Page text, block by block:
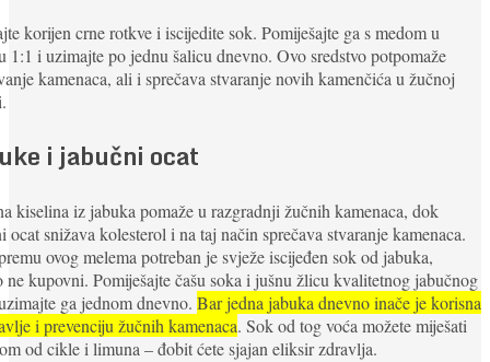
korijen crne rotkve i iscijedite sok. Pomiješajte ga s medom u
1:1 i uzimajte po jednu šalicu dnevno. Ovo sredstvo potpomaže
kamenaca, ali i sprečava stvaranje novih kamenčića u žučnoj
i jabučni ocat
kiselina iz jabuka pomaže u razgradnji žučnih kamenaca, dok
ocat snižava kolesterol i na taj način sprečava stvaranje kamenaca.
ovog melema potreban je svježe iscijeđen sok od jabuka,
ne kupovni. Pomiješajte čašu soka i jušnu žlicu kvalitetnog jabučnog
ga jednom dnevno. Bar jedna jabuka dnevno inače je korisna
i prevenciju žučnih kamenaca. Sok od tog voća možete miješati
od cikle i limuna – đobit ćete sjajan eliksir zdravlja.